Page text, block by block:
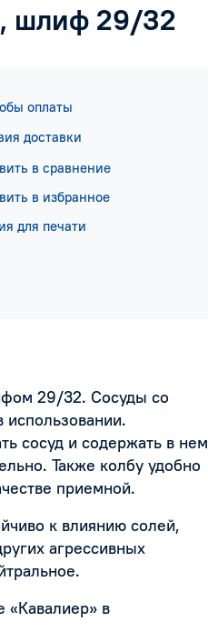
шлиф 29/32
оплаты
доставки
в сравнение
в избранное
для печати
29/32. Сосуды со
сосуд и содержать в нем
Также колбу удобно
приемной.
к влиянию солей,
агрессивных
«Кавалиер» в